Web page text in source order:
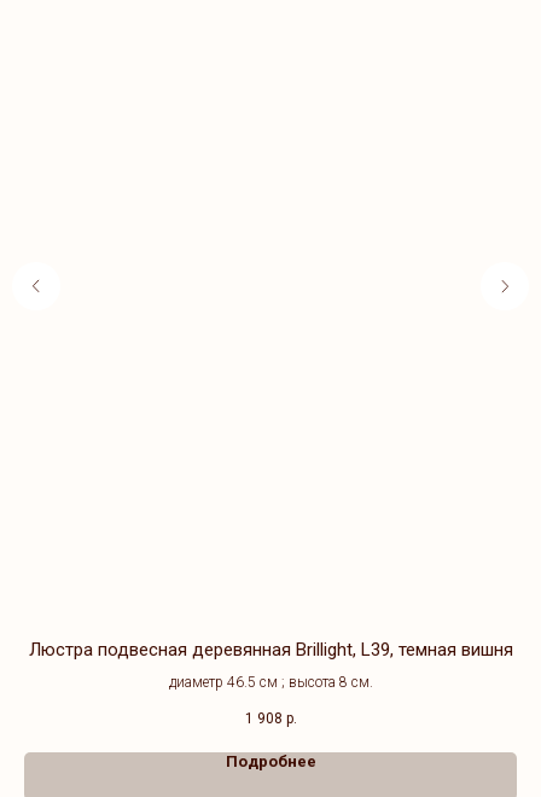
Люстра подвесная деревянная Brillight, L39, темная вишня
диаметр 46.5 см ; высота 8 см.
1 908 р.
Подробнее